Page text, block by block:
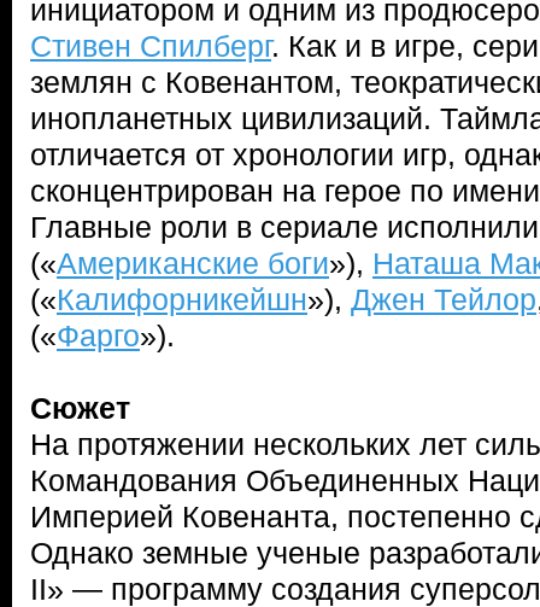
инициатором и одним из
Стивен Спилберг. Как и в игре,
землян с Ковенантом,
инопланетных цивилизаций.
отличается от хронологии игр,
сконцентрирован на герое по
Главные роли в сериале
(«Американские боги»), Наташа
(«Калифорникейшн»), Джен Тейлор
(«Фарго»).
Сюжет
На протяжении нескольких лет
Командования Объединенных
Империей Ковенанта, постепенно
Однако земные ученые
II» — программу создания